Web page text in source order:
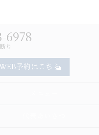
6978
り
WEB予約はこちら